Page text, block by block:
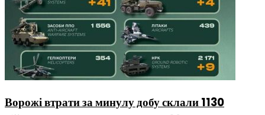
Ворожі втрати за минулу добу склали 1130